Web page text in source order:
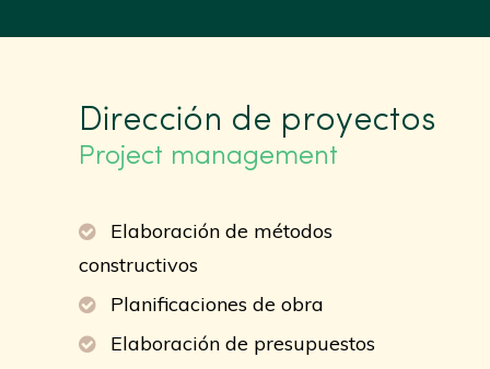
Dirección de proyectos
Project management
Elaboración de métodos
constructivos
Planificaciones de obra
Elaboración de presupuestos